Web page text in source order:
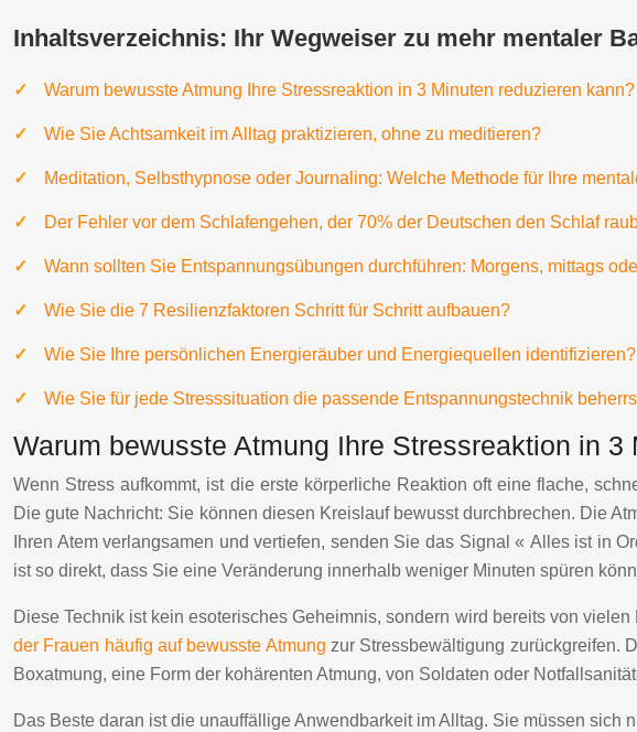
Inhaltsverzeichnis: Ihr Wegweiser zu mehr mentaler
Warum bewusste Atmung Ihre Stressreaktion in 3 Minuten reduzieren kann?
Wie Sie Achtsamkeit im Alltag praktizieren, ohne zu meditieren?
Meditation, Selbsthypnose oder Journaling: Welche Methode für Ihre
Der Fehler vor dem Schlafengehen, der 70% der Deutschen den Schlaf
Wann sollten Sie Entspannungsübungen durchführen: Morgens, mittags
Wie Sie die 7 Resilienzfaktoren Schritt für Schritt aufbauen?
Wie Sie Ihre persönlichen Energieräuber und Energiequellen identifizieren?
Wie Sie für jede Stresssituation die passende Entspannungstechnik
Warum bewusste Atmung Ihre Stressreaktion in
Wenn Stress aufkommt, ist die erste körperliche Reaktion oft eine flache,
Die gute Nachricht: Sie können diesen Kreislauf bewusst durchbrechen. Die
Ihren Atem verlangsamen und vertiefen, senden Sie das Signal « Alles ist in
ist so direkt, dass Sie eine Veränderung innerhalb weniger Minuten spüren
Diese Technik ist kein esoterisches Geheimnis, sondern wird bereits von
der Frauen häufig auf bewusste Atmung zur Stressbewältigung zurückgreifen.
Boxatmung, eine Form der kohärenten Atmung, von Soldaten oder
Das Beste daran ist die unauffällige Anwendbarkeit im Alltag. Sie müssen